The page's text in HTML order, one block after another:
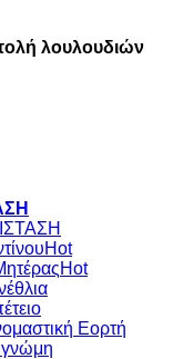
λουλουδιών
Εορτή